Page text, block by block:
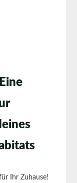
Ihr Zuhause!